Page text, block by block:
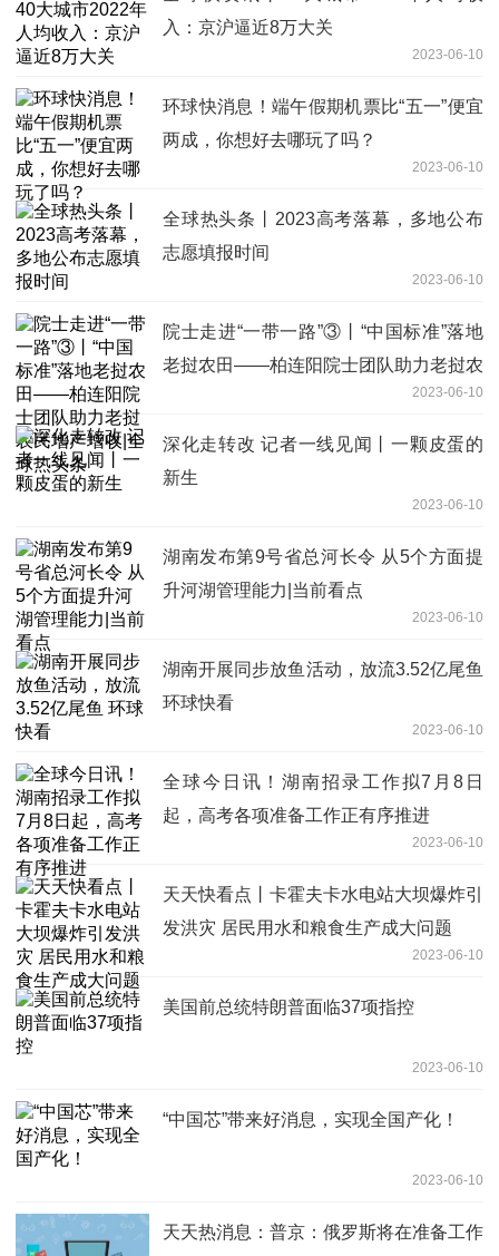
入：京沪逼近8万大关
2023-06-10
环球快消息！端午假期机票比“五一”便宜
两成，你想好去哪玩了吗？
2023-06-10
全球热头条丨2023高考落幕，多地公布
志愿填报时间
2023-06-10
院士走进“一带一路”③丨“中国标准”落地
老挝农田——柏连阳院士团队助力老挝农
2023-06-10
深化走转改 记者一线见闻丨一颗皮蛋的
新生
2023-06-10
湖南发布第9号省总河长令 从5个方面提
升河湖管理能力|当前看点
2023-06-10
湖南开展同步放鱼活动，放流3.52亿尾鱼
环球快看
2023-06-10
全球今日讯！湖南招录工作拟7月8日
起，高考各项准备工作正有序推进
2023-06-10
天天快看点丨卡霍夫卡水电站大坝爆炸引
发洪灾 居民用水和粮食生产成大问题
2023-06-10
美国前总统特朗普面临37项指控
2023-06-10
“中国芯”带来好消息，实现全国产化！
2023-06-10
天天热消息：普京：俄罗斯将在准备工作